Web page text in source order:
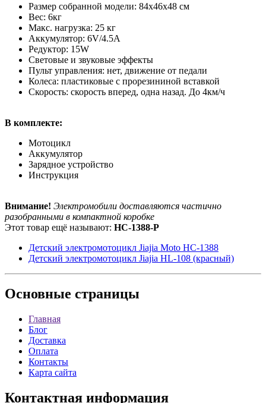
Размер собранной модели: 84x46x48 см
Вес: 6кг
Макс. нагрузка: 25 кг
Аккумулятор: 6V/4.5А
Редуктор: 15W
Световые и звуковые эффекты
Пульт управления: нет, движение от педали
Колеса: пластиковые с прорезининой вставкой
Скорость: скорость вперед, одна назад. До 4км/ч
В комплекте:
Мотоцикл
Аккумулятор
Зарядное устройство
Инструкция
Внимание! Электромобили доставляются частично
разобранными в компактной коробке
Этот товар ещё называют: HC-1388-P
Детский электромотоцикл Jiajia Moto HC-1388
Детский электромотоцикл Jiajia HL-108 (красный)
Основные страницы
Главная
Блог
Доставка
Оплата
Контакты
Карта сайта
Контактная информация